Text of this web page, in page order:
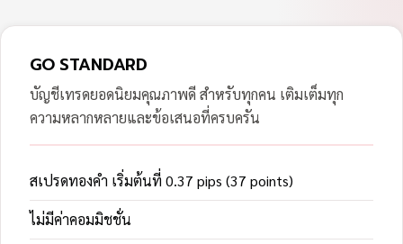
GO STANDARD
บัญชีเทรดยอดนิยมคุณภาพดี สำหรับทุกคน เติมเต็มทุก
ความหลากหลายและข้อเสนอที่ครบครัน
สเปรดทองคำ เริ่มต้นที่ 0.37 pips (37 points)
ไม่มีค่าคอมมิชชั่น